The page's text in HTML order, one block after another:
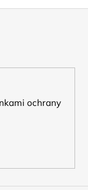
ochrany